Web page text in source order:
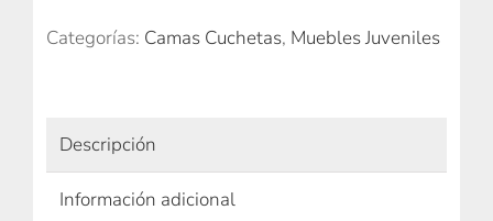
cantidad
Categorías: Camas Cuchetas, Muebles Juveniles
Descripción
Información adicional